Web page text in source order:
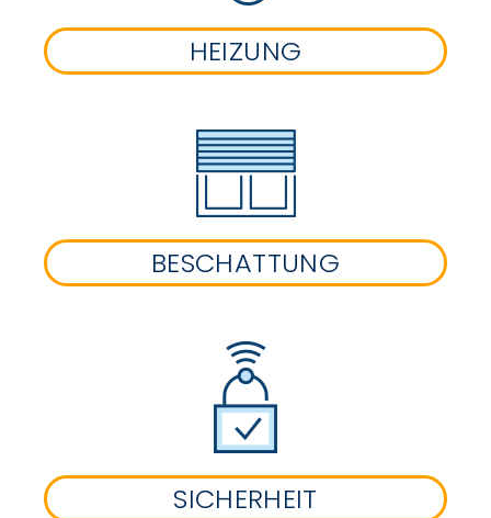
HEIZUNG
BESCHATTUNG
SICHERHEIT